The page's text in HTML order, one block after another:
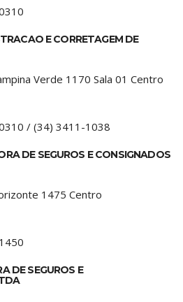
E CORRETAGEM DE
Verde 1170 Sala 01 Centro
/ (34) 3411-1038
DE SEGUROS E CONSIGNADOS
1475 Centro
DE SEGUROS E